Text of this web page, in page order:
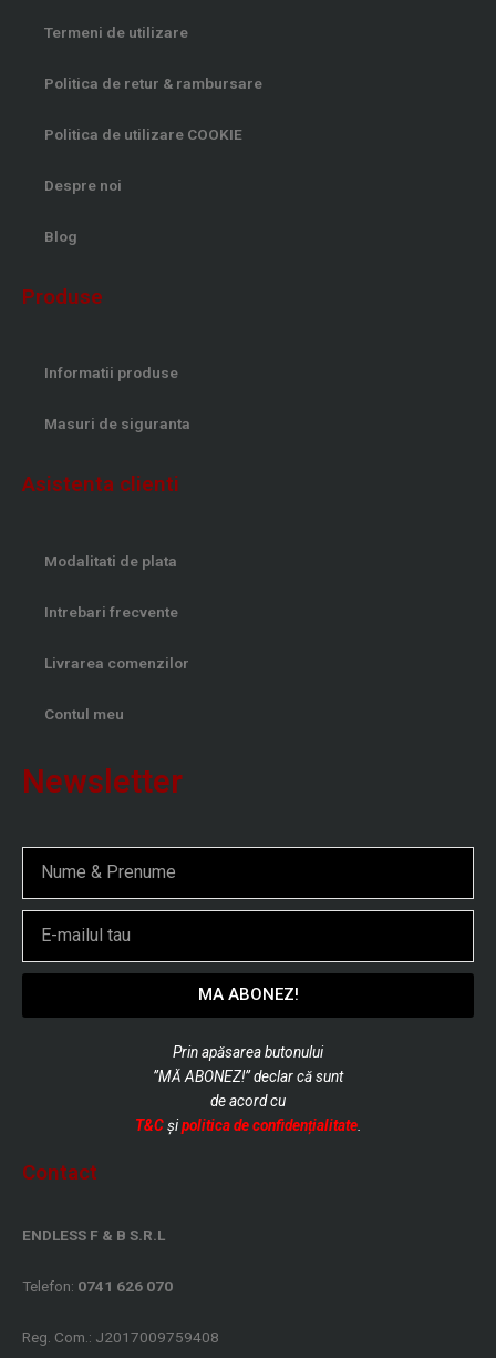
Termeni de utilizare
Politica de retur & rambursare
Politica de utilizare COOKIE
Despre noi
Blog
Produse
Informatii produse
Masuri de siguranta
Asistenta clienti
Modalitati de plata
Intrebari frecvente
Livrarea comenzilor
Contul meu
Newsletter
MA ABONEZ!
Prin apăsarea butonului
”MĂ ABONEZ!” declar că sunt
deacord cu
T&C și politica de confidențialitate.
Contact
ENDLESS F & B S.R.L
Telefon: 0741 626 070
Reg. Com.: J2017009759408